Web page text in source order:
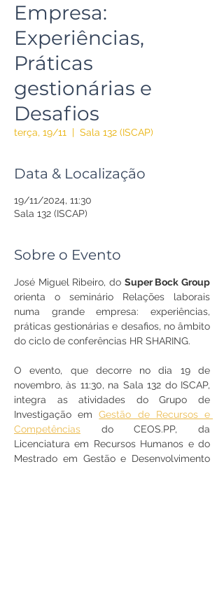
Empresa:
Experiências,
Práticas
gestionárias e
Desafios
terça, 19/11
  |
Sala 132 (ISCAP)
Data & Localização
19/11/2024, 11:30
Sala 132 (ISCAP)
Sobre o Evento
José Miguel Ribeiro, do Super Bock Group
orienta o seminário Relações laborais
numa grande empresa: experiências,
práticas gestionárias e desafios, no âmbito
do ciclo de conferências HR SHARING.
O evento, que decorre no dia 19 de
novembro, às 11:30, na Sala 132 do ISCAP,
integra as atividades do Grupo de
Investigação em Gestão de Recursos e
Competências do CEOS.PP, da
Licenciatura em Recursos Humanos e do
Mestrado em Gestão e Desenvolvimento